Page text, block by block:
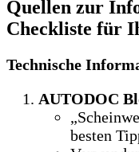
Quellen zur
Checkliste für
Technische
AUTODOC
besten